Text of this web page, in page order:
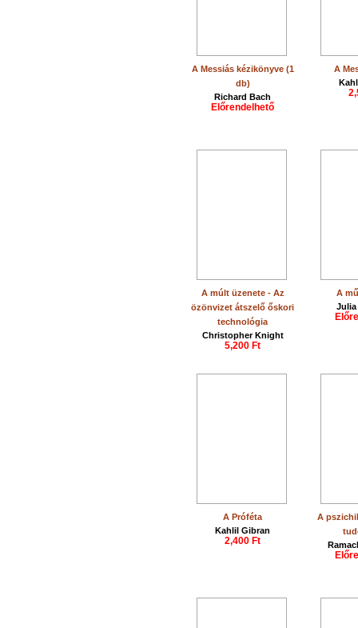
A Messiás kézikönyve (1
db)
Richard Bach
Előrendelhető
A
A múlt üzenete - Az
özönvizet átszelő őskori
technológia
Christopher Knight
5,200 Ft
A
Julia
A Próféta
Kahlil Gibran
2,400 Ft
A